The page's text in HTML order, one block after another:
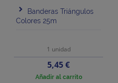
Banderas Triángulos
Colores 25m
1 unidad
Precio
5,45 €
Añadir al carrito